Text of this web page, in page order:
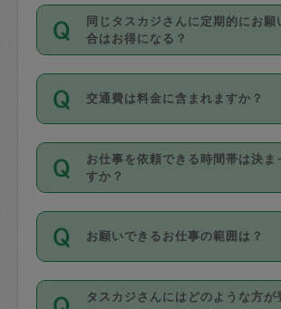
いません。
があり、レビュー件数、レビュ
値、などで除々に設定可能な最
がっていく仕組みになっていま
お支払方法はクレジットカー
Master／JCB／AMERICAN
Diners Club）のみとなります
を行う際にご入力ください。プ
ル登録時にはご入力いただか
丈夫です。
デビットカード・プリペイドカ
リカ、au WALLETなど）は支
銀行振込や現金払いも対応して
なお、タスカジさんの交通費も
同じタスカジさんに定期的にお願
合はお得になる？
依頼には「スポット」と「定
隔週）」があり、「定期」の依
ポット」よりお得な料金でご
す。
定期の最低利用回数は設けてい
りに、一定数を超えたキャン
（例：毎週定期の場合は３回
ンセルが有償（1200円、隔週定
交通費は料金に含まれますか？
交通費は依頼料金とは別途発
料金のご請求と合わせてお支払
ます。交通費の金額は「依頼
お仕事を依頼できる時間帯は決ま
すか？
時間帯は3種類あります。いず
たり３時間です。
・ＡＭ ９時～１２時
お願いできるお仕事の範囲は？
掃除、整理収納、洗濯、買い
タスカジさんにはどのような方が